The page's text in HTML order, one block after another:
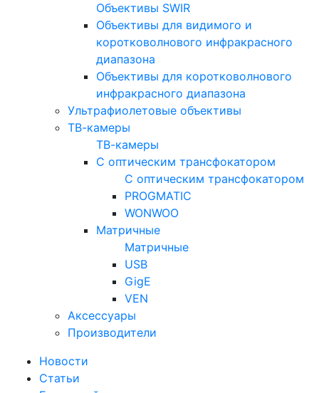
Объективы SWIR
Объективы для видимого и
коротковолнового инфракрасного
диапазона
Объективы для коротковолнового
инфракрасного диапазона
Ультрафиолетовые объективы
ТВ-камеры
ТВ-камеры
С оптическим трансфокатором
С оптическим трансфокатором
PROGMATIC
WONWOO
Матричные
Матричные
USB
GigE
VEN
Аксессуары
Производители
Новости
Статьи